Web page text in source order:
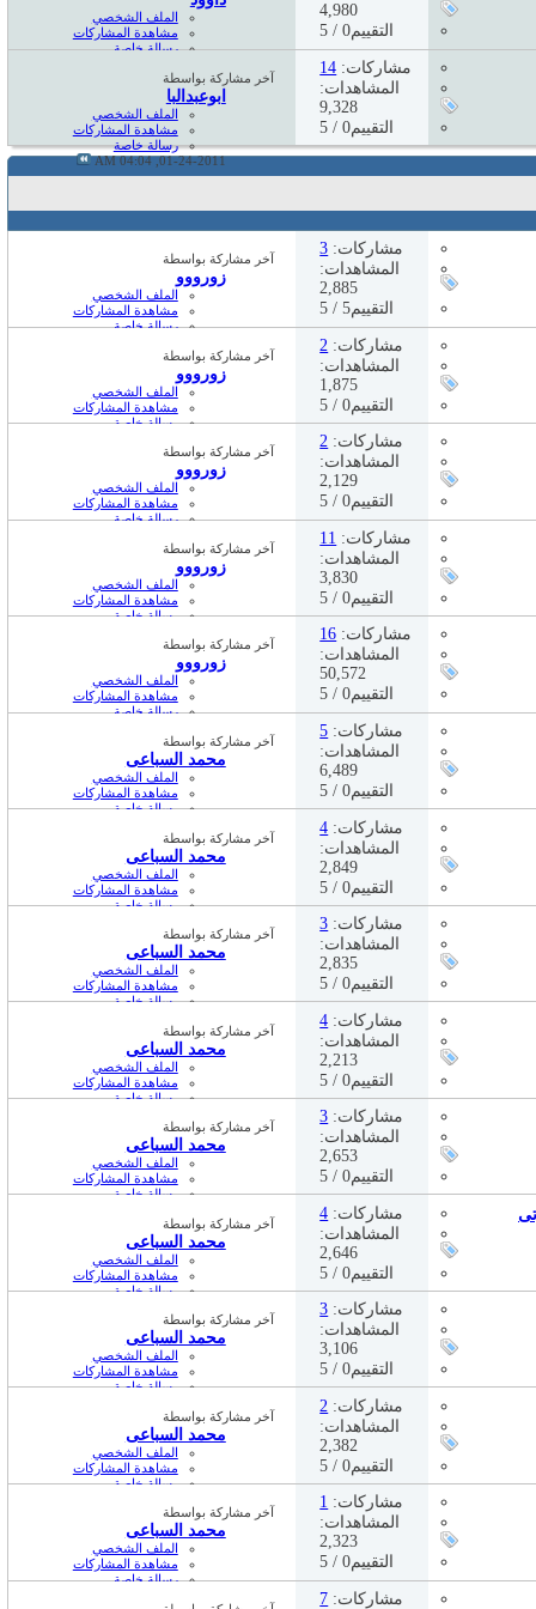
4,980
مشاهدة المشاركات
رسالة خاصة
04-01-2012,
مشاركات:14
المشاهدات:
9,328
آخر مشاركة بواسطة
ابوعبدالبا
مشاهدة المشاركات
رسالة خاصة
01-24-2011,
04:04 AM
مشاركات:
المشاهدات:
2,885
آخر مشاركة بواسطة
زورووو
مشاهدة المشاركات
رسالة خاصة
03-02-2024,
06:12 PM
مشاركات:
المشاهدات:
1,875
آخر مشاركة بواسطة
زورووو
مشاهدة المشاركات
رسالة خاصة
03-02-2024,
06:11 PM
مشاركات:
المشاهدات:
2,129
آخر مشاركة بواسطة
زورووو
مشاهدة المشاركات
رسالة خاصة
03-02-2024,
05:48 PM
مشاركات:11
المشاهدات:
3,830
آخر مشاركة بواسطة
زورووو
مشاهدة المشاركات
رسالة خاصة
03-02-2024,
05:47 PM
مشاركات:16
المشاهدات:
50,572
آخر مشاركة بواسطة
زورووو
مشاهدة المشاركات
رسالة خاصة
03-02-2024,
05:43 PM
مشاركات:
المشاهدات:
6,489
آخر مشاركة بواسطة
محمد السباعى
مشاهدة المشاركات
رسالة خاصة
04-17-2023,
مشاركات:
المشاهدات:
2,849
آخر مشاركة بواسطة
محمد السباعى
مشاهدة المشاركات
رسالة خاصة
04-17-2023,
مشاركات:
المشاهدات:
2,835
آخر مشاركة بواسطة
محمد السباعى
مشاهدة المشاركات
رسالة خاصة
04-16-2023,
مشاركات:
المشاهدات:
2,213
آخر مشاركة بواسطة
محمد السباعى
مشاهدة المشاركات
رسالة خاصة
04-16-2023,
مشاركات:
المشاهدات:
2,653
آخر مشاركة بواسطة
محمد السباعى
مشاهدة المشاركات
رسالة خاصة
04-15-2023,
مشاركات:
المشاهدات:
2,646
آخر مشاركة بواسطة
محمد السباعى
مشاهدة المشاركات
رسالة خاصة
04-14-2023,
مشاركات:
المشاهدات:
3,106
آخر مشاركة بواسطة
محمد السباعى
مشاهدة المشاركات
رسالة خاصة
04-13-2023,
مشاركات:
المشاهدات:
2,382
آخر مشاركة بواسطة
محمد السباعى
مشاهدة المشاركات
رسالة خاصة
04-13-2023,
مشاركات:
المشاهدات:
2,323
آخر مشاركة بواسطة
محمد السباعى
مشاهدة المشاركات
رسالة خاصة
04-12-2023,
مشاركات: